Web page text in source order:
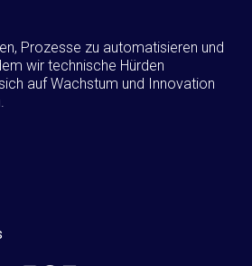
Prozesse zu automatisieren und
wir technische Hürden
auf Wachstum und Innovation